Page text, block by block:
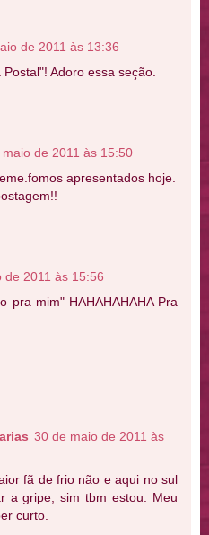
de 2011 às 13:36
Adoro essa seção.
de 2011 às 15:50
apresentados hoje.
de 2011 às 15:56
pra mim" HAHAHAHAHA Pra
30 de maio de 2011 às
fã de frio não e aqui no sul
a gripe, sim tbm estou. Meu
curto.